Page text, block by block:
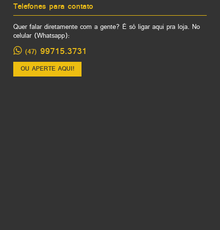
Telefones para contato
Quer falar diretamente com a gente? É só ligar aqui pra loja. No
celular (Whatsapp):
(47) 99715.3731
OU APERTE AQUI!